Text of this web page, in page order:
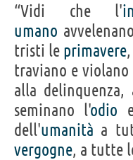
“Vidi che l'
umano
tristi le primavere
traviano e violano
alla delinquenza,
seminano l'odio
dell'umanità a
vergogne, a tutte